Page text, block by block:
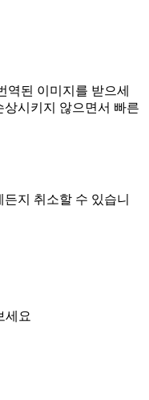
역된 이미지를 받으세
시키지 않으면서 빠른
지 취소할 수 있습니
세요